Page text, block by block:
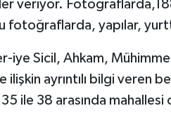
veriyor.
fotoğraflarda, yapılar,
iye Sicil, Ahkam,
ilişkin ayrıntılı bilgi veren
35 ile 38 arasında